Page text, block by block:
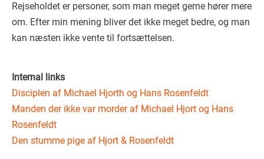
Rejseholdet er personer, som man meget gerne hører mere
om. Efter min mening bliver det ikke meget bedre, og man
kan næsten ikke vente til fortsættelsen.
Internal links
Disciplen af Michael Hjorth og Hans Rosenfeldt
Manden der ikke var morder af Michael Hjort og Hans
Rosenfeldt
Den stumme pige af Hjort & Rosenfeldt